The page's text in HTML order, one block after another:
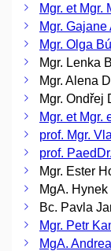
Mgr. et Mgr.
Mgr.
Mgr. Olga
Mgr. Lenka
Mgr. Alena
Mgr. Ondřej
Mgr. et Mgr.
prof. Mgr.
prof.
Mgr. Ester
MgA.
Bc. Pavla
Mgr. Petr
MgA.